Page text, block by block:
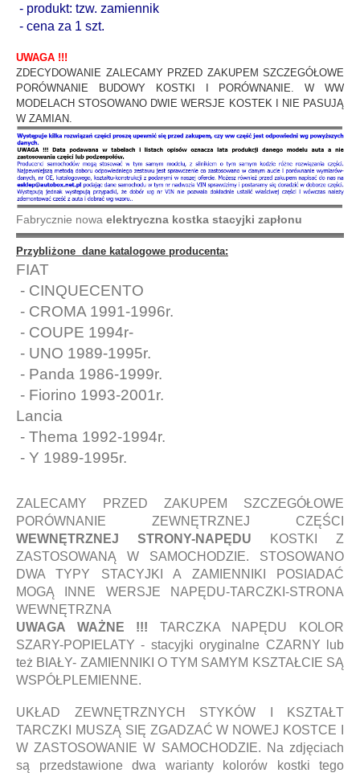
- produkt: tzw. zamiennik
- cena za 1 szt.
UWAGA !!!
ZDECYDOWANIE ZALECAMY PRZED ZAKUPEM SZCZEGÓŁOWE
PORÓWNANIE BUDOWY KOSTKI I PORÓWNANIE. W WW
MODELACH STOSOWANO DWIE WERSJE KOSTEK I NIE PASUJĄ
W ZAMIAN.
Fabrycznie nowa elektryczna kostka stacyjki zapłonu
Przybliżone dane katalogowe producenta:
FIAT
- CINQUECENTO
- CROMA 1991-1996r.
- COUPE 1994r-
- UNO 1989-1995r.
- Panda 1986-1999r.
- Fiorino 1993-2001r.
Lancia
- Thema 1992-1994r.
- Y 1989-1995r.
ZALECAMY PRZED ZAKUPEM SZCZEGÓŁOWE
PORÓWNANIE ZEWNĘTRZNEJ CZĘŚCI
WEWNĘTRZNEJ STRONY-NAPĘDU KOSTKI Z
ZASTOSOWANĄ W SAMOCHODZIE. STOSOWANO
DWA TYPY STACYJKI A ZAMIENNIKI POSIADAĆ
MOGĄ INNE WERSJE NAPĘDU-TARCZKI-STRONA
WEWNĘTRZNA
UWAGA WAŻNE !!! TARCZKA NAPĘDU KOLOR
SZARY-POPIELATY - stacyjki oryginalne CZARNY lub
też BIAŁY- ZAMIENNIKI O TYM SAMYM KSZTAŁCIE SĄ
WSPÓŁPLEMIENNE.
UKŁAD ZEWNĘTRZNYCH STYKÓW I KSZTAŁT
TARCZKI MUSZĄ SIĘ ZGADZAĆ W NOWEJ KOSTCE I
W ZASTOSOWANIE W SAMOCHODZIE. Na zdjęciach
są przedstawione dwa warianty kolorów kostki tego